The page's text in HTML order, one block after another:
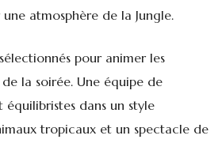
atmosphère de la Jungle.
pour animer les
la soirée. Une équipe de
équilibristes dans un style
tropicaux et un spectacle de